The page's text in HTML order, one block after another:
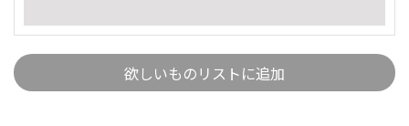
欲しいものリストに追加